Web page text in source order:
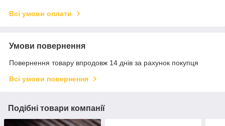
Всі умови оплати
Умови повернення
Повернення товару впродовж 14 днів за рахунок покупця
Всі умови повернення
Подібні товари компанії